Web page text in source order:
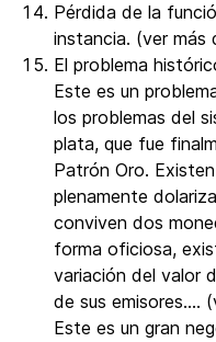
Pérdida de la
instancia. (ver más
El problema
Este es un
los problemas del
plata, que fue
Patrón Oro.
plenamente
conviven dos
forma oficiosa,
variación del valor
de sus emisores….
Este es un gran